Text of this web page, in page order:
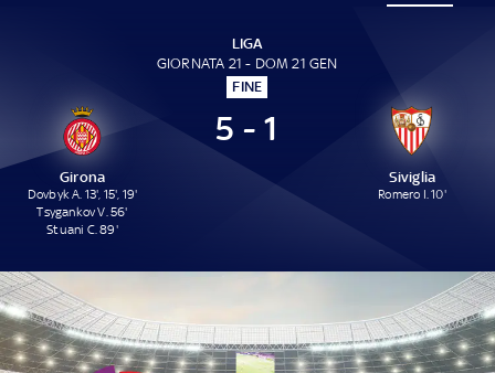
LIGA
GIORNATA 21 - DOM 21 GEN
FINE
Girona
Dovbyk A. 13', 15', 19'
Tsygankov V. 56'
Stuani C. 89'
5 - 1
Siviglia
Romero I. 10'